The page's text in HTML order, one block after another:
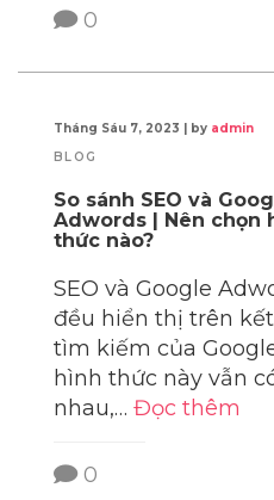
0
Tháng Sáu 7, 2023 by admin
BLOG
So sánh SEO và
Adwords | Nên chọn
thức nào?
SEO và Google
đều hiển thị trên
tìm kiếm của
hình thức này vẫn
nhau,… Đọc thêm
0